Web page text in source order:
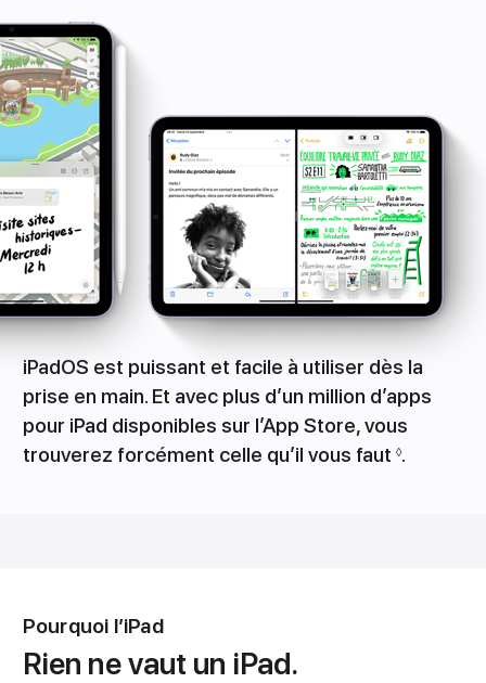
iPadOS est puissant et facile à utiliser dès la
prise en main. Et avec plus d’un million d’apps
pour iPad disponibles sur l’App Store, vous
trouverez forcément celle qu’il vous faut ◊.
Pourquoi l’iPad
Rien ne vaut un iPad.